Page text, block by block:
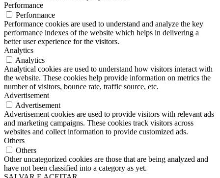
Performance
Performance
Performance cookies are used to understand and analyze the key
performance indexes of the website which helps in delivering a
better user experience for the visitors.
Analytics
Analytics
Analytical cookies are used to understand how visitors interact with
the website. These cookies help provide information on metrics the
number of visitors, bounce rate, traffic source, etc.
Advertisement
Advertisement
Advertisement cookies are used to provide visitors with relevant ads
and marketing campaigns. These cookies track visitors across
websites and collect information to provide customized ads.
Others
Others
Other uncategorized cookies are those that are being analyzed and
have not been classified into a category as yet.